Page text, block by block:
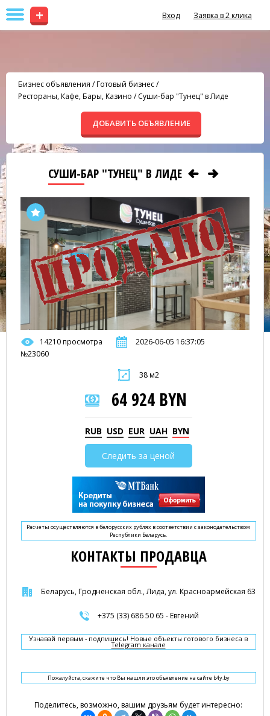
+ Вход Заявка в 2 клика
Бизнес объявления /Готовый бизнес/
Рестораны, Кафе, Бары, Казино /Суши-бар "Тунец" в Лиде
ДОБАВИТЬ ОБЪЯВЛЕНИЕ
СУШИ-БАР "ТУНЕЦ" В ЛИДЕ
14210 просмотра
2026-06-05 16:37:05
№23060
38 м2
64 924 BYN
RUB USD EUR UAH BYN
Следить за ценой
Расчеты осуществляются в белорусских рублях в соответствии с законодательством
Республики Беларусь.
КОНТАКТЫ ПРОДАВЦА
Беларусь, Гродненская обл., Лида, ул. Красноармейская 63
+375 (33) 686 50 65 - Евгений
Узнавай первым - подпишись! Новые объекты готового бизнеса в
Telegram канале
Пожалуйста, скажите что Вы нашли это объявление на сайте b4y.by
Поделитесь, возможно, вашим друзьям будет интересно: